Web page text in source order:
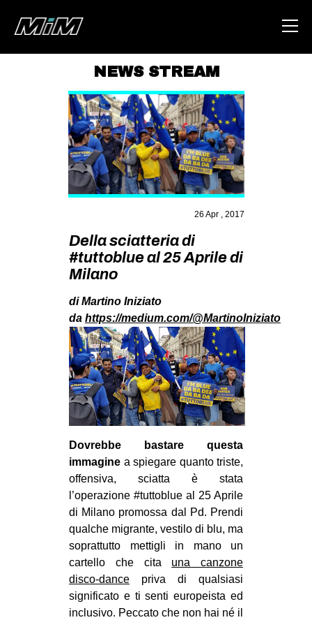
ABOUT
AREA
DEGENERAZIONE
GAZA FREESTYLE
MSM
STUDENTI TSUNAMI
MILANO
MOBILITAZIONI
SPAZI
SPORT POPOLARE
MOVIMENTI
AMBIENTE
ANTIFASCISMO
DIRITTO ALL’ABITARE
GENERI
MIGRAZIONI
PRECARIATO
REPRESSIONE
STUDENTI
NEWS STREAM
26 Apr , 2017
Della sciatteria di
#tuttoblue al 25 Aprile di
Milano
di Martino Iniziato
da https://medium.com/@MartinoIniziato
Dovrebbe bastare questa
immagine a spiegare quanto triste,
offensiva, sciatta è stata
l’operazione #tuttoblue al 25 Aprile
di Milano promossa dal Pd. Prendi
qualche migrante, vestilo di blu, ma
soprattutto mettigli in mano un
cartello che cita una canzone
disco-dance priva di qualsiasi
significato e ti senti europeista ed
inclusivo. Peccato che non hai né il